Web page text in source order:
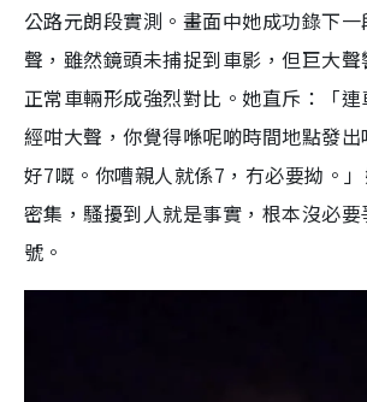
公路元朗段實測。畫面中她成功錄下
聲，雖然鏡頭未捕捉到車影，但巨大
正常車輛形成強烈對比。她直斥：「
經咁大聲，你覺得喺呢啲時間地點發
好7嘅。你嘈親人就係7，冇必要拗。
密集，騷擾到人就是事實，根本沒必
號。